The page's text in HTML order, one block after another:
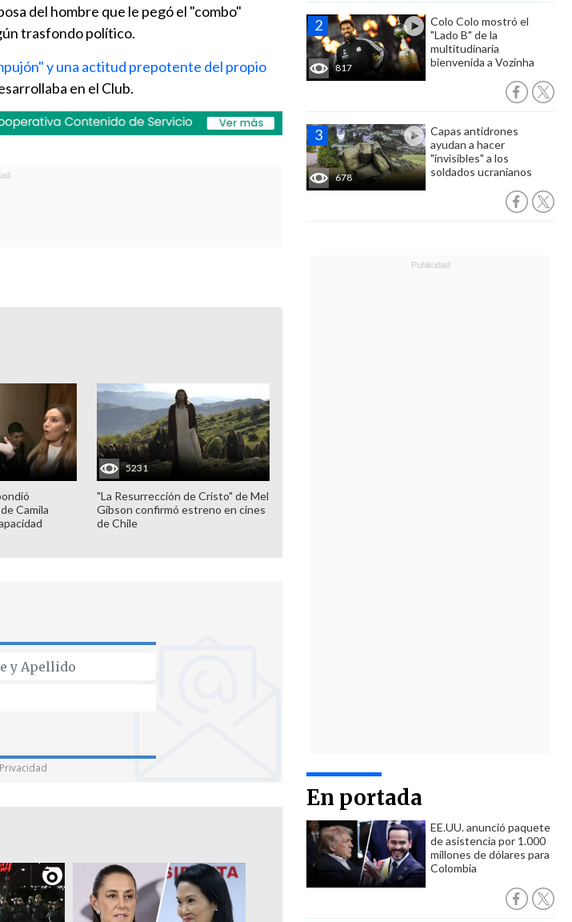
817
Colo Colo mostró el
"Lado B" de la
multitudinaria
bienvenida a Vozinha
678
Capas antidrones
ayudan a hacer
"invisibles" a los
soldados ucranianos
En portada
EE.UU. anunció paquete
de asistencia por 1.000
millones de dólares para
Colombia
del hombre que le pegó el "combo"
trasfondo político.
y una actitud prepotente del propio
en el Club.
Camila
5231
"La Resurrección de Cristo" de Mel
Gibson confirmó estreno en cines
de Chile